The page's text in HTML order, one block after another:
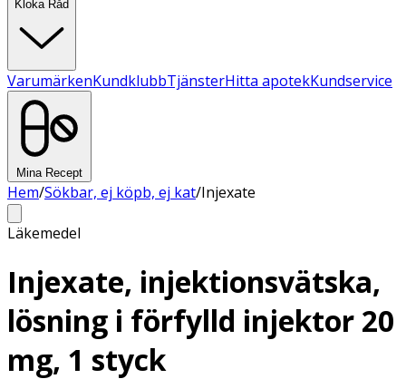
Kloka Råd
VarumärkenKundklubbTjänsterHitta apotekKundservice
Mina Recept
Hem/Sökbar, ej köpb, ej kat/Injexate
Läkemedel
Injexate, injektionsvätska,
lösning i förfylld injektor 20
mg, 1 styck